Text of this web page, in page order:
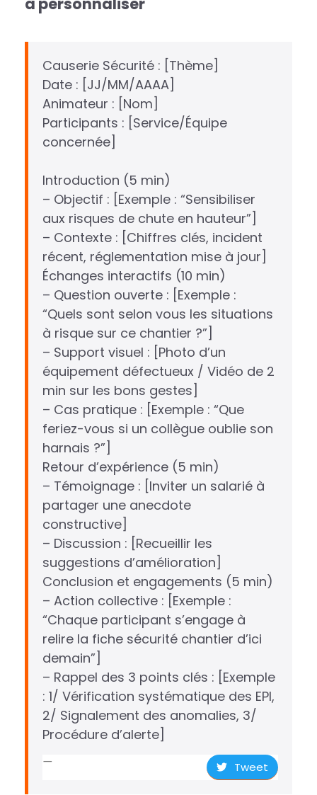
à personnaliser
Causerie Sécurité : [Thème]
Date : [JJ/MM/AAAA]
Animateur : [Nom]
Participants : [Service/Équipe
concernée]
Introduction (5 min)
– Objectif : [Exemple : “Sensibiliser
aux risques de chute en hauteur”]
– Contexte : [Chiffres clés, incident
récent, réglementation mise à jour]
Échanges interactifs (10 min)
– Question ouverte : [Exemple :
“Quels sont selon vous les situations
à risque sur ce chantier ?”]
– Support visuel : [Photo d’un
équipement défectueux / Vidéo de 2
min sur les bons gestes]
– Cas pratique : [Exemple : “Que
feriez-vous si un collègue oublie son
harnais ?”]
Retour d’expérience (5 min)
– Témoignage : [Inviter un salarié à
partager une anecdote
constructive]
– Discussion : [Recueillir les
suggestions d’amélioration]
Conclusion et engagements (5 min)
– Action collective : [Exemple :
“Chaque participant s’engage à
relire la fiche sécurité chantier d’ici
demain”]
– Rappel des 3 points clés : [Exemple
: 1/ Vérification systématique des EPI,
2/ Signalement des anomalies, 3/
Procédure d’alerte]
Tweet